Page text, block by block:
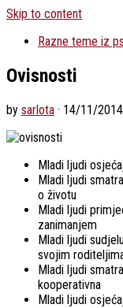
Skip to content
Razne teme iz
Ovisnosti
by sarlota · 14/11/2014
Mladi ljudi
Mladi ljudi
o životu
Mladi ljudi
zanimanjem
Mladi ljudi
svojim
Mladi ljudi
kooperativna
Mladi ljudi